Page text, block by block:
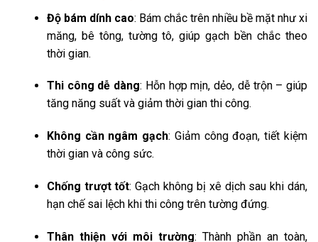
Độ bám dính cao: Bám chắc trên nhiều bề mặt như xi
măng, bê tông, tường tô, giúp gạch bền chắc theo
thời gian.
Thi công dễ dàng: Hỗn hợp mịn, dẻo, dễ trộn – giúp
tăng năng suất và giảm thời gian thi công.
Không cần ngâm gạch: Giảm công đoạn, tiết kiệm
thời gian và công sức.
Chống trượt tốt: Gạch không bị xê dịch sau khi dán,
hạn chế sai lệch khi thi công trên tường đứng.
Thân thiện với môi trường: Thành phần an toàn,